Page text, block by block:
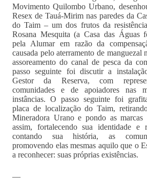
Movimento Quilombo Urbano,
Resex de Tauá-Mirim nas paredes da
do Taim – um dos frutos da
Rosana Mesquita (a Casa das Águas
pela Alumar em razão da
causada pelo aterramento de manguezal
assoreamento do canal de pesca da
passo seguinte foi discutir a
Gestor da Reserva, com
comunidades e de apoiadores nas
instâncias. O passo seguinte foi
placa de localização do Taim,
Mineradora Urano e pondo as marcas
assim, fortalecendo sua identidade e
contando sua história, as
promovendo elas mesmas aquilo que o
a reconhecer: suas próprias existências.
—